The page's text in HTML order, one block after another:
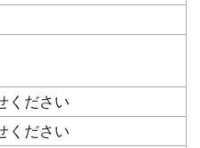
ください
ください